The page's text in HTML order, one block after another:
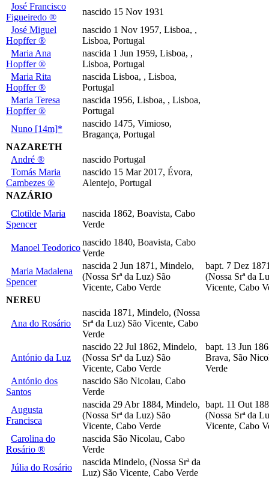
José Francisco
Figueiredo ®
nascido 15 Nov 1931
José Miguel
Hopffer ®
nascido 1 Nov 1957, Lisboa, ,
Lisboa, Portugal
Maria Ana
Hopffer ®
nascida 1 Jun 1959, Lisboa, ,
Lisboa, Portugal
Maria Rita
Hopffer ®
nascida Lisboa, , Lisboa,
Portugal
Maria Teresa
Hopffer ®
nascida 1956, Lisboa, , Lisboa,
Portugal
Nuno [14m]*
nascido 1475, Vimioso,
Bragança, Portugal
NAZARETH
André ®
nascido Portugal
Tomás Maria
Cambezes ®
nascido 15 Mar 2017, Évora,
Alentejo, Portugal
NAZÁRIO
Clotilde Maria
Spencer
nascida 1862, Boavista, Cabo
Verde
Manoel Teodorico
nascido 1840, Boavista, Cabo
Verde
Maria Madalena
Spencer
nascida 2 Jun 1871, Mindelo,
(Nossa Srª da Luz) São
Vicente, Cabo Verde
bapt. 7 Dez
(Nossa Srª da
Vicente, Cabo
NEREU
Ana do Rosário
nascida 1871, Mindelo, (Nossa
Srª da Luz) São Vicente, Cabo
Verde
António da Luz
nascido 22 Jul 1862, Mindelo,
(Nossa Srª da Luz) São
Vicente, Cabo Verde
bapt. 13 Jun
Brava, São
Verde
António dos
Santos
nascido São Nicolau, Cabo
Verde
Augusta
Francisca
nascida 29 Abr 1884, Mindelo,
(Nossa Srª da Luz) São
Vicente, Cabo Verde
bapt. 11 Out
(Nossa Srª da
Vicente, Cabo
Carolina do
Rosário ®
nascida São Nicolau, Cabo
Verde
Júlia do Rosário
nascida Mindelo, (Nossa Srª da
Luz) São Vicente, Cabo Verde